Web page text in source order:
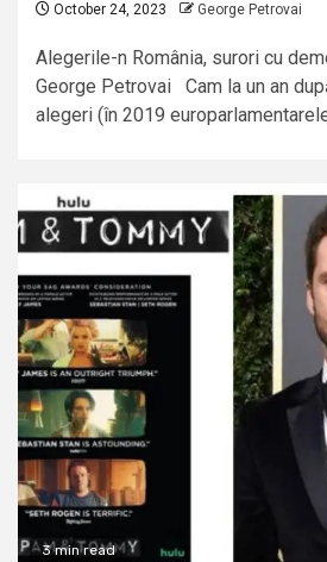
October 24, 2023 George Petrovai
Alegerile-n România, surori cu
George Petrovai Cam la un an
alegeri (în 2019
3 min read